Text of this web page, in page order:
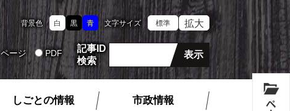
背景色 白 黒 青 文字サイズ 標準 拡大
ページ PDF
記事ID
検索
しごとの情報 市政情報